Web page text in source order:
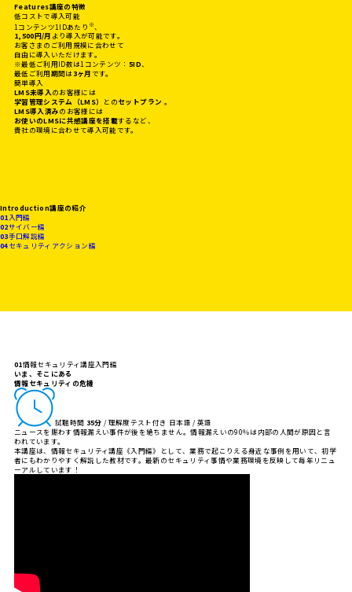
Features講座の特徴
低コストで導入可能
1コンテンツ1IDあたり ※、
1,500円/月 より導入が可能です。
お客さまのご利用規模に合わせて
自由に導入いただけます。
※最低ご利用ID数は1コンテンツ： 5ID、
最低ご利用期間は3ヶ月です。
簡単導入
LMS未導入のお客様には
学習管理システム（LMS）
とのセットプラン 。
LMS導入済みのお客様には
お使いのLMSに共感講座を搭載するなど、
貴社の環境に合わせて導入可能です。
Introduction講座の紹介
01入門編
02サイバー編
03手口解説編
04セキュリティアクション編
01情報セキュリティ講座入門編
いま、そこにある
情報セキュリティの危機
試聴時間 35分 / 理解度テスト付き 日本語 / 英語
ニュースを賑わす情報漏えい事件が後を絶ちません。情報漏えいの90％は内部の人間が原因と言
われています。
本講座は、情報セキュリティ講座《入門編》として、業務で起こりえる身近な事例を用いて、初学
者にもわかりやすく解説した教材です。最新のセキュリティ事情や業務環境を反映して毎年リニュ
ーアルしています！